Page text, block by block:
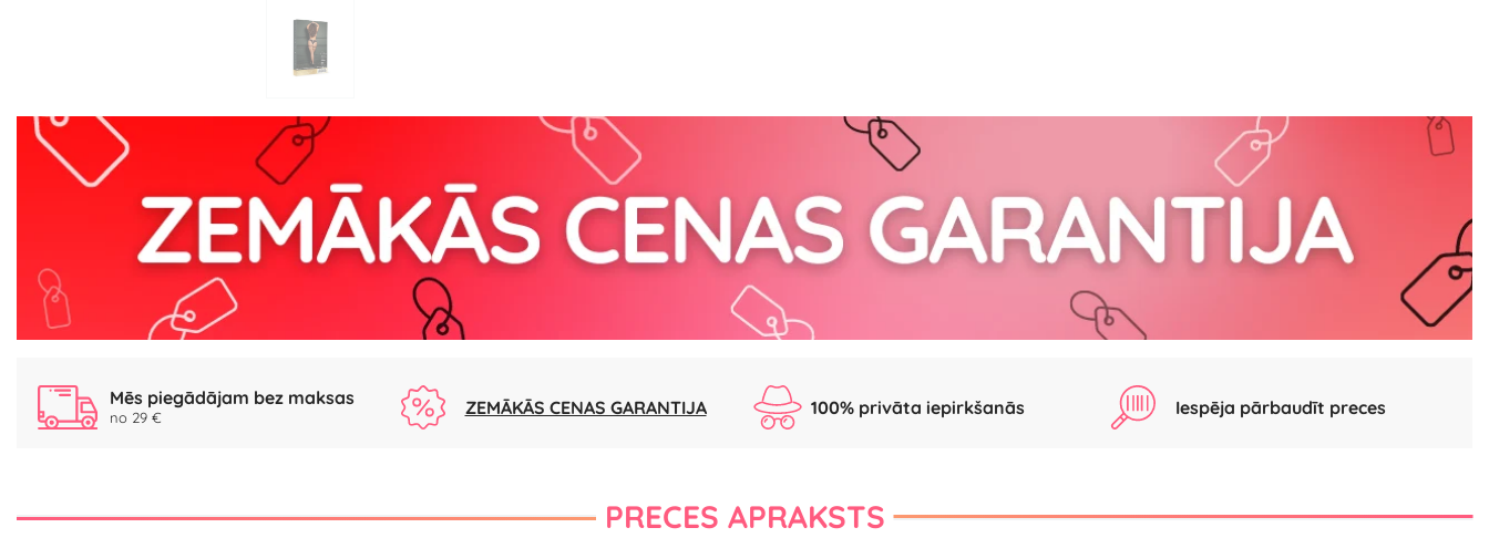
Mēs piegādājam bez maksas
no 29 € ZEMĀKĀS CENAS GARANTIJA 100% privāta iepirkšanās Iespēja pārbaudīt preces
PRECES APRAKSTS